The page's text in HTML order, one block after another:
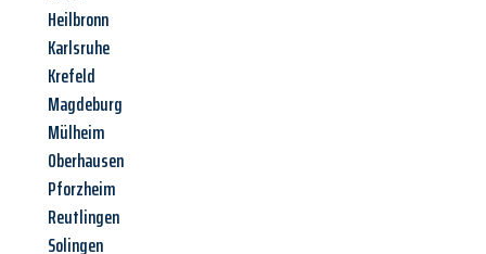
Heilbronn
Karlsruhe
Krefeld
Magdeburg
Mülheim
Oberhausen
Pforzheim
Reutlingen
Solingen